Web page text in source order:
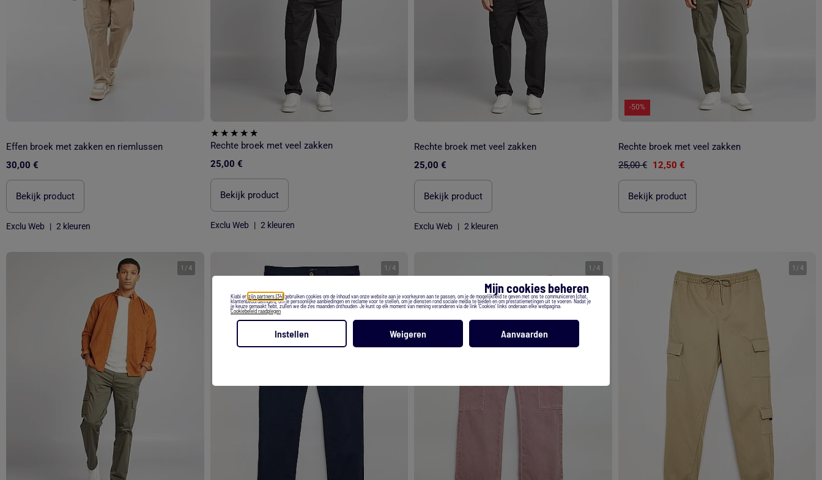
Mijn cookies beheren
Kiabi en zijn partners (34) gebruiken cookies om de inhoud van onze website aan je voorkeuren aan te passen, om je de mogelijkheid te geven met ons te communiceren (chat,
klantenbeoordelingen), om je persoonlijke aanbiedingen en reclame voor te stellen, om je diensten rond sociale media te bieden en om prestatiemetingen uit te voeren. Nadat je
je keuze gemaakt hebt, zullen we die zes maanden onthouden. Je kunt op elk moment van mening veranderen via de link 'Cookies' links onderaan elke webpagina.
Cookiebeleid raadplegen
Instellen Weigeren Aanvaarden
Effen broek met zakken en riemlussen
30,00 €
Bekijk product
Exclu Web | 2 kleuren
Rechte broek met veel zakken
25,00 €
Bekijk product
Exclu Web | 2 kleuren
Rechte broek met veel zakken
25,00 €
Bekijk product
Exclu Web | 2 kleuren
-50%
Rechte broek met veel zakken
25,00 € 12,50 €
Bekijk product
1 /4 1 /4 1 /4 1 /4